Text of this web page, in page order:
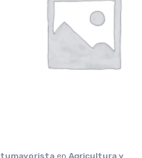
tumayorista en Agricultura y